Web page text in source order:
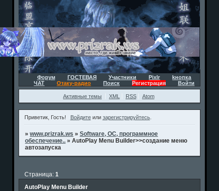
Форум ГОСТЕВАЯ Участники Pixlr
kнопка
ЧАТ
Отаку-радио Поиск Регистрация Войти
Активные темы XML RSS Atom
Приветик, Гость! Войдитеили зарегистрируйтесь.
»www.prizrak.ws »Software, ОС, программное
обеспечение.. »AutoPlay Menu Builder>>создание меню
автозапуска
AutoPlay Menu Builder
Страница:1